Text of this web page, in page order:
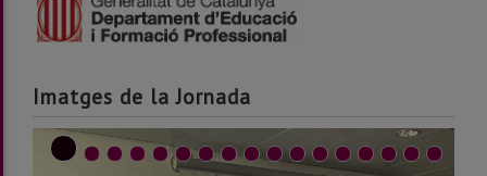
Imatges de la Jornada